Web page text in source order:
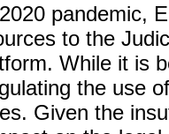
pandemic,
to the
While it is
the use
Given the